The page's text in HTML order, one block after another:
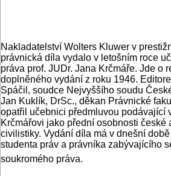
Nakladatelství Wolters Kluwer v
právnická díla vydalo v letošním roce
práva prof. JUDr. Jana Krčmáře. Jde o
doplněného vydání z roku 1946.
Spáčil, soudce Nejvyššího soudu
Jan Kuklík, DrSc., děkan Právnické
opatřil učebnici předmluvou podávající
Krčmářovi jako přední osobnosti české
civilistiky. Vydání díla má v dnešní
studenta práv a právníka zabývajícího
soukromého práva.